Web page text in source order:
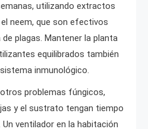
utilizando extractos
neem, que son efectivos
plagas. Mantener la planta
equilibrados también
inmunológico.
problemas fúngicos,
y el sustrato tengan tiempo
ventilador en la habitación